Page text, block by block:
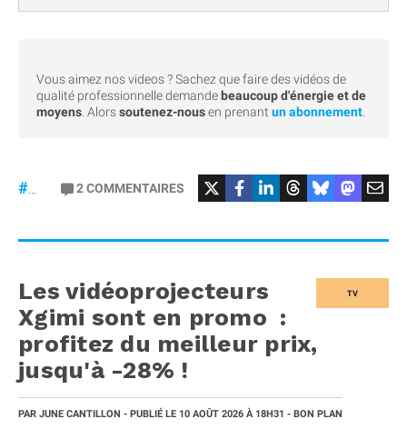
Vous aimez nos videos ? Sachez que faire des vidéos de
qualité professionnelle demande beaucoup d'énergie et de
moyens. Alorssoutenez-nousen prenant un abonnement.
#27 #Bêta
2COMMENTAIRES
TV
Les vidéoprojecteurs
Xgimi sont en promo :
profitez du meilleur prix,
jusqu'à -28% !
PAR JUNE CANTILLON - PUBLIÉ LE 10 AOÛT 2026 À 18H31 - BON PLAN